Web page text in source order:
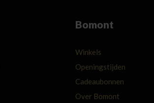
Bomont
Winkels
Openingstijden
Cadeaubonnen
Over Bomont